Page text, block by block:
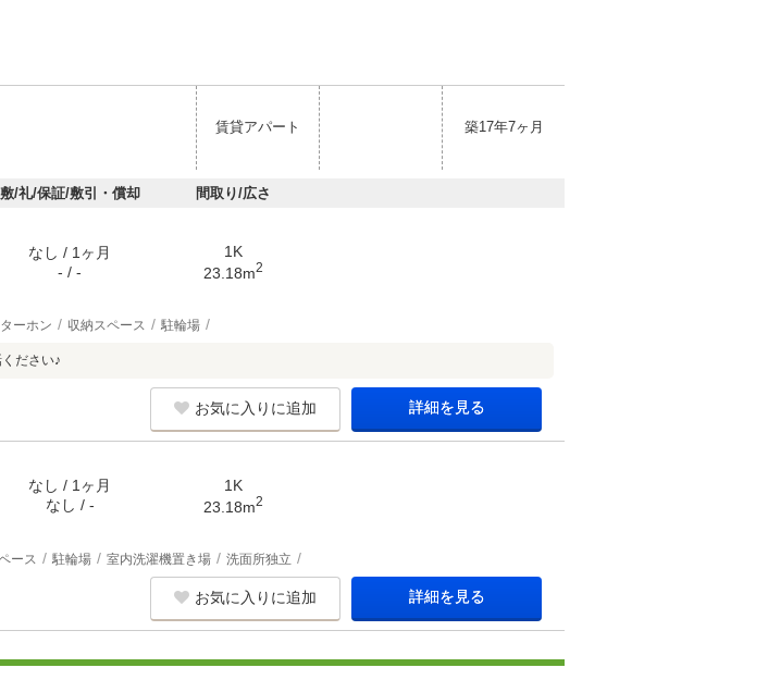
賃貸アパート 築17年7ヶ月
敷/礼/保証/敷引・償却 間取り/広さ
なし / 1ヶ月
- / -
1K
23.18m2
ーホン 収納スペース 駐輪場
ださい♪
お気に入りに追加 詳細を見る
なし / 1ヶ月
なし / -
1K
23.18m2
ース 駐輪場 室内洗濯機置き場 洗面所独立
お気に入りに追加 詳細を見る